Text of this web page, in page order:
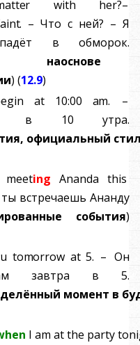
r with her?–
. – Что с ней? – Я
в обморок.
наоснове
) (12.9)
n at 10:00 am. –
в 10 утра.
, официальный
meetingAnanda this
встречаешь Ананду
события)
u tomorrow at5. –Он
завтра в 5.
момент в
I am atthe party